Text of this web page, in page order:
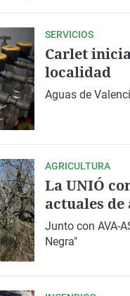
SERVICIOS
Carlet
localidad
Aguas de
AGRICULTURA
La UNIÓ
actuales
Junto con AVA-
Negra"